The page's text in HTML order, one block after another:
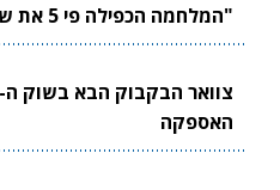
"המלחמה הכפילה פי 5 את שוק הייצור המיידי"
האספקה